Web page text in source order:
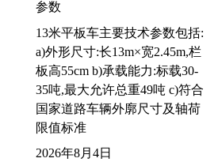
参数
13米平板车主要技术参数包括:
a)外形尺寸:长13m×宽2.45m,栏
板高55cm b)承载能力:标载30-
35吨,最大允许总重49吨 c)符合
国家道路车辆外廓尺寸及轴荷
限值标准
2026年8月4日